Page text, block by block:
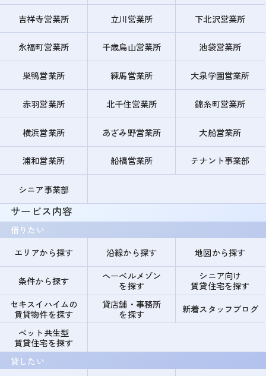
吉祥寺営業所 立川営業所 下北沢営業所
永福町営業所 千歳烏山営業所 池袋営業所
巣鴨営業所 練馬営業所 大泉学園営業所
赤羽営業所 北千住営業所 錦糸町営業所
横浜営業所 あざみ野営業所 大船営業所
浦和営業所 船橋営業所 テナント事業部
シニア事業部
サービス内容
借りたい
エリアから探す
沿線から探す 地図から探す
条件から探す
ヘーベルメゾン
を探す
シニア向け
賃貸住宅を探す
セキスイハイムの
賃貸物件を探す
貸店舗・事務所
を探す
新着スタッフブログ
ペット共生型
賃貸住宅を探す
貸したい